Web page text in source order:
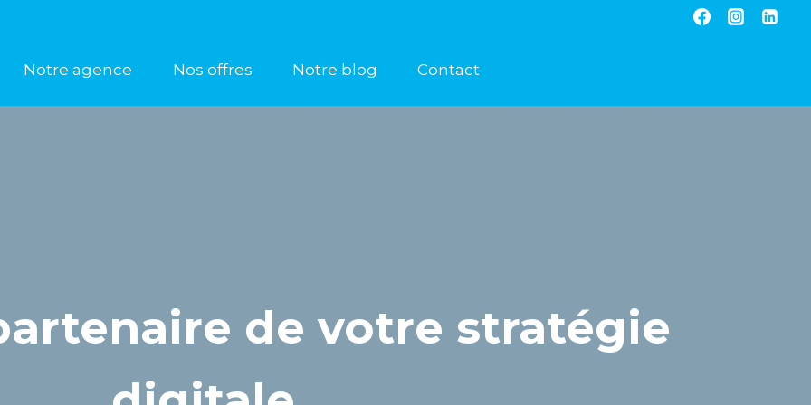
Notre agence Nos offres Notre blog Contact
de votre stratégie